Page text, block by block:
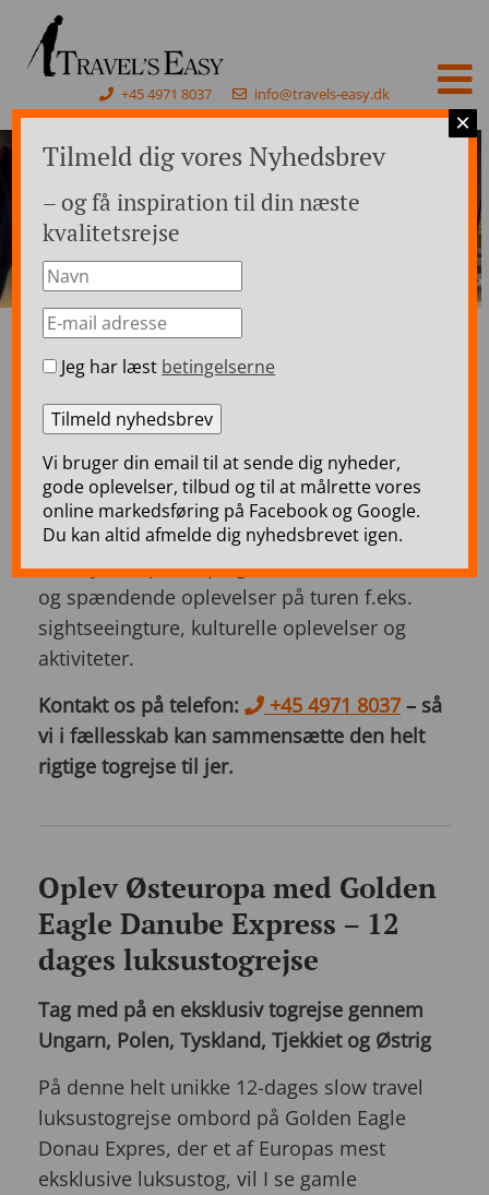
+45 4971 8037 info@travels-easy.dk
Forside>Rejser til Tyskland>Tyskland Togrejser
Tyskland Togrejser
Travel’s Easy skræddersyr jeres togrejse til
Tyskland.
Vi tilbyder ophold på gode 4* & 5* hoteller
og spændende oplevelser på turen f.eks.
sightseeingture, kulturelle oplevelser og
aktiviteter.
Kontakt os på telefon:
+45 4971 8037 – så
vi i fællesskab kan sammensætte den helt
rigtige togrejse til jer.
Oplev Østeuropa med Golden
Eagle Danube Express – 12
dages luksustogrejse
Tag med på en eksklusiv togrejse gennem
Ungarn, Polen, Tyskland, Tjekkiet og Østrig
På denne helt unikke 12-dages slow travel
luksustogrejse ombord på Golden Eagle
Donau Expres, der et af Europas mest
eksklusive luksustog, vil I se gamle
Tilmeld dig vores Nyhedsbrev
– og få inspiration til din næste
kvalitetsrejse
Jeg har læst betingelserne
Vi bruger din email til at sende dig nyheder,
gode oplevelser, tilbud og til at målrette vores
online markedsføring på Facebook og Google.
Du kan altid afmelde dig nyhedsbrevet igen.
×